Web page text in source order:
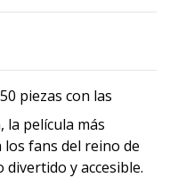
piezas con las
la película más
fans del reino de
y accesible.